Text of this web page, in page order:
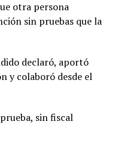
otra persona
sin pruebas que la
declaró, aportó
y colaboró desde el
sin fiscal